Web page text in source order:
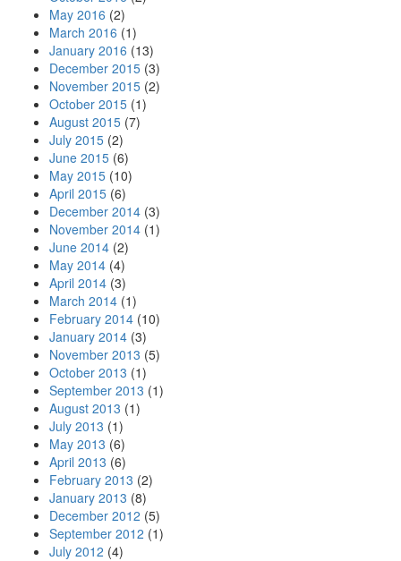
May 2016 (2)
March 2016 (1)
January 2016 (13)
December 2015 (3)
November 2015 (2)
October 2015 (1)
August 2015 (7)
July 2015 (2)
June 2015 (6)
May 2015 (10)
April 2015 (6)
December 2014 (3)
November 2014 (1)
June 2014 (2)
May 2014 (4)
April 2014 (3)
March 2014 (1)
February 2014 (10)
January 2014 (3)
November 2013 (5)
October 2013 (1)
September 2013 (1)
August 2013 (1)
July 2013 (1)
May 2013 (6)
April 2013 (6)
February 2013 (2)
January 2013 (8)
December 2012 (5)
September 2012 (1)
July 2012 (4)